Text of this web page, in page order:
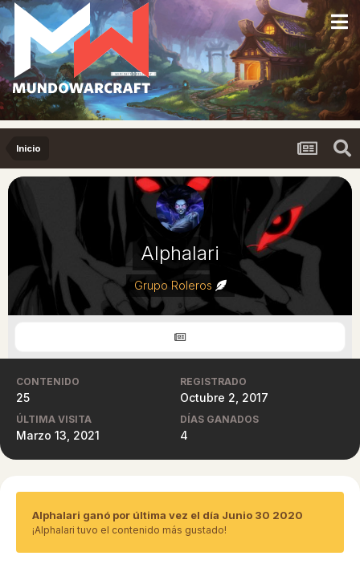
Inicio
Alphalari
Grupo Roleros
CONTENIDO
25
REGISTRADO
Octubre 2, 2017
ÚLTIMA VISITA
Marzo 13, 2021
DÍAS GANADOS
4
Alphalari ganó por última vez el día Junio 30 2020
¡Alphalari tuvo el contenido más gustado!